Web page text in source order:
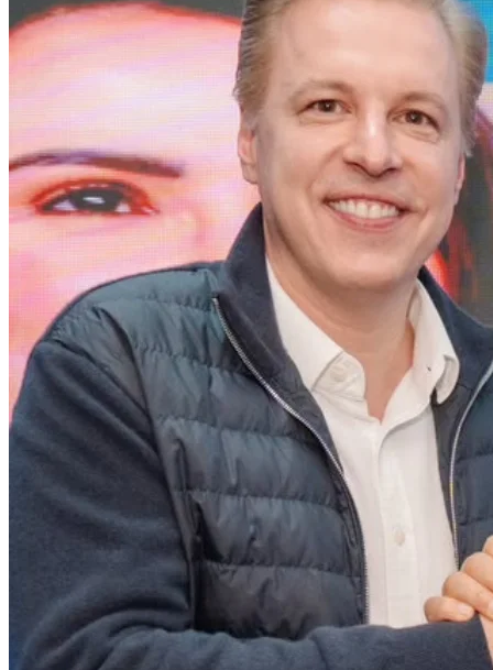
Cruzeiro